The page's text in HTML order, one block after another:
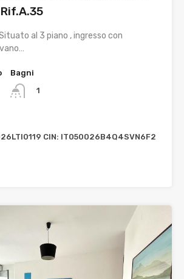
al 3 piano , ingresso con
Bagni
1
CIN: IT050026B4Q4SVN6F2